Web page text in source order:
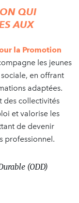
QUI
AUX
la Promotion
les jeunes
en offrant
adaptées.
des collectivités
et valorise les
de devenir
professionnel.
(ODD)